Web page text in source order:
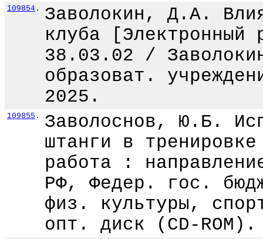
109854 .
Заволокин, Д.А.
клуба
38.03.02 /
образоват.
2025.
109855 .
Заволоснов, Ю.Б.
штанги в
работа :
РФ, Федер. гос.
физ. культуры,
опт. диск (CD-ROM).